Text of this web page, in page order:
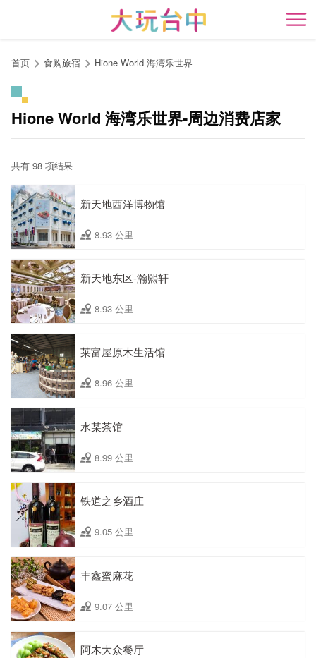
开
首页 食购旅宿 Hione World 海湾乐世界
Hione World 海湾乐世界-周边消费店家
共有 98 项结果
新天地西洋博物馆
8.93 公里
新天地东区-瀚熙轩
8.93 公里
莱富屋原木生活馆
8.96 公里
水某茶馆
8.99 公里
铁道之乡酒庄
9.05 公里
丰鑫蜜麻花
9.07 公里
阿木大众餐厅